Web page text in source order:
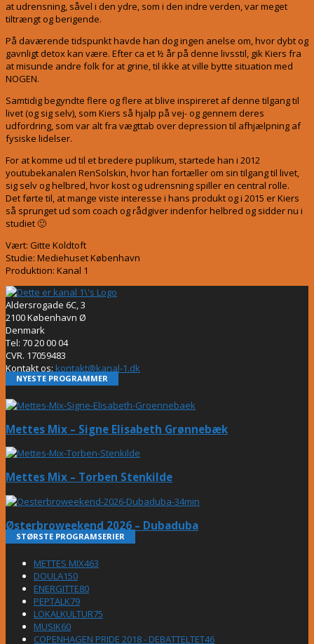
at udrensning, såvel i den ydre, som i den indre verden, var meget
tiltrængt og berigende.
På daværende tidspunkt havde han dog ingen anelse om, hvor dybt og
gavnligt detox kan være. Efter ca et ½ år på denne livsstil, gik Kiers fra
at misunde andre folk for at grine, til ikke at ville bytte situation med
NOGEN.
Samtidig begyndte flere og flere at blive inspireret af denne tilgang til
livet (og sig selv), som Kiers så hjalp på vej- og gennem deres
udfordring, som var alt fra vægttab over depression til afhjælpning af
fysiske lidelser.
For at komme ud til et bredere puplikum, startede han i 2012
youtubekanalen RenSolskin, hvor han fortæller om sin tilgang til livet,
sig selv og helbred, hvor kost og udrensning spiller en central rolle.
Det førte til, at mange viste interesse i hans produkt og i 2015 er Kiers
så sprunget ud som coach og rådgiver indenfor helbred og sidder nu i
studiet 🙂
Vært: Gitte Koldtoft
Studie: Mediehuset København
Produktion: Kanal 1
Aldersrogade 6C, 3
2100 København Ø
Denmark
Tel: 70 20 00 04
CVR. 17059483
Kontakt os: kontakt@kanal-1.dk
NYESTE PROGRAMMER
Mettes Mix – Signe Elisabeth Grønnebæk
Mettes Mix – Torben Stenkilde
Østerbroweekend 2026 – Dubaduba
STØRSTE PROGRAMSERIER
METTES MIX463
DOULA150
ENERGITTE80
PEPTALK79
LOKALKULTUR75
MUSIK60
COPENHAGEN PRIDE 2018 - DEBATTELTET46